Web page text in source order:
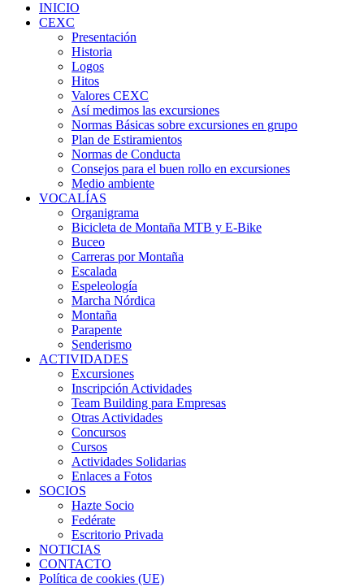
INICIO
CEXC
Presentación
Historia
Logos
Hitos
Valores CEXC
Así medimos las excursiones
Normas Básicas sobre excursiones en grupo
Plan de Estiramientos
Normas de Conducta
Consejos para el buen rollo en excursiones
Medio ambiente
VOCALÍAS
Organigrama
Bicicleta de Montaña MTB y E-Bike
Buceo
Carreras por Montaña
Escalada
Espeleología
Marcha Nórdica
Montaña
Parapente
Senderismo
ACTIVIDADES
Excursiones
Inscripción Actividades
Team Building para Empresas
Otras Actividades
Concursos
Cursos
Actividades Solidarias
Enlaces a Fotos
SOCIOS
Hazte Socio
Fedérate
Escritorio Privada
NOTICIAS
CONTACTO
Política de cookies (UE)